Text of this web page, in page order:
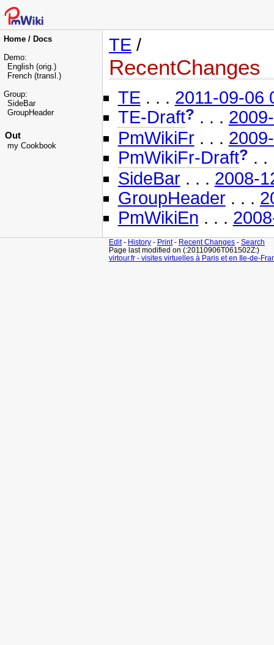
TE /
RecentChanges
TE. . . 2011-09-06
TE-Draft? . . .
PmWikiFr. . .
PmWikiFr-Draft? .
SideBar. . . 2008-
GroupHeader. . .
PmWikiEn . . .
Home / Docs
Demo:
English (orig.)
French (transl.)
Group:
SideBar
GroupHeader
Out
my Cookbook
Edit- History - Print- Recent Changes - Search
Page last modified on (:20110906T061502Z:)
virtour.fr - visites virtuelles à Paris et en Ile-de-